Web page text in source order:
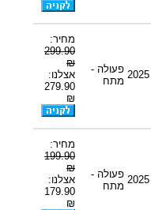
2025 פעולה -
מתח
מחיר:
299.90
₪
אצלנו:
279.90
₪
2025 פעולה -
מתח
מחיר:
199.90
₪
אצלנו:
179.90
₪